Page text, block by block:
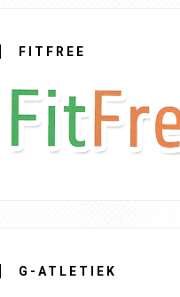
FITFREE
G-ATLETIEK